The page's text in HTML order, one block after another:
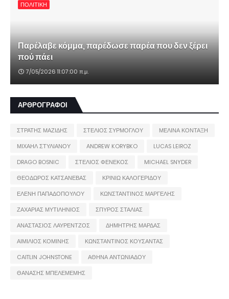
ΠΟΛΙΤΙΚΗ
Παρέλαβε κόμμα, παρέδωσε παρέα που δεν ξέρει
πού πάει
7/05/2026 11:07:00 π.μ.
ΑΡΘΡΟΓΡΑΦΟΙ
ΣΤΡΑΤΗΣ ΜΑΖΙΔΗΣ ΣΤΕΛΙΟΣ ΣΥΡΜΟΓΛΟΥ
ΜΕΛΙΝΑ ΚΟΝΤΑΞΗ
ΜΙΧΑΗΛ ΣΤΥΛΙΑΝΟΥ
ANDREW KORYBKO
LUCAS LEIROZ
DRAGO BOSNIC
ΣΤΕΛΙΟΣ ΦΕΝΕΚΟΣ
MICHAEL SNYDER
ΘΕΟΔΩΡΟΣ ΚΑΤΣΑΝΕΒΑΣ
ΚΡΙΝΙΩ ΚΑΛΟΓΕΡΙΔΟΥ
ΕΛΕΝΗ ΠΑΠΑΔΟΠΟΥΛΟΥ
ΚΩΝΣΤΑΝΤΙΝΟΣ ΜΑΡΓΕΛΗΣ
ΖΑΧΑΡΙΑΣ ΜΥΤΙΛΗΝΙΟΣ
ΣΠΥΡΟΣ ΣΤΑΛΙΑΣ
ΑΝΑΣΤΑΣΙΟΣ ΛΑΥΡΕΝΤΖΟΣ
ΔΗΜΗΤΡΗΣ ΜΑΡΔΑΣ
ΑΙΜΙΛΙΟΣ ΚΟΜΙΝΗΣ
ΚΩΝΣΤΑΝΤΙΝΟΣ ΚΟΥΣΑΝΤΑΣ
CAITLIN JOHNSTONE
ΑΘΗΝΑ ΑΝΤΩΝΙΑΔΟΥ
ΘΑΝΑΣΗΣ ΜΠΕΛΕΜΕΜΗΣ